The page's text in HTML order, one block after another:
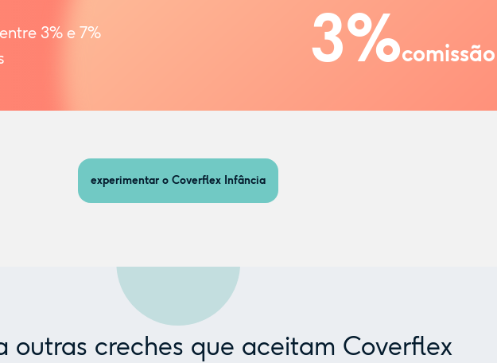
3% e 7%
3%comissão
experimentar o Coverflex Infância
outras creches que aceitam Coverflex